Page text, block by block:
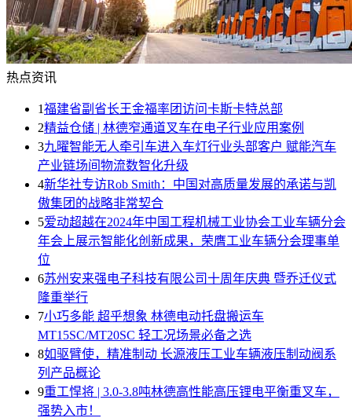
热点资讯
1福建省副省长王金福率团访问卡斯卡特总部
2精益仓储 | 林德窄通道叉车在电子行业应用案例
3九曜智能无人牵引车进入车灯行业头部客户 赋能汽车
产业链场间物流数智化升级
4新华社专访Rob Smith：中国对高质量发展的承诺与凯
傲集团的战略非常契合
5爱动超越在2024年中国工程机械工业协会工业车辆分会
年会上展示智能化创新成果，荣膺工业车辆分会理事单
位
6苏州安来强电子科技有限公司十周年庆典 暨乔迁仪式
隆重举行
7小巧多能 超乎想象 林德电动托盘搬运车
MT15SC/MT20SC 轻工况场景必备之选
8如驱臂使，精准制动 长源液压工业车辆液压制动阀系
列产品概论
9重工悍将 | 3.0-3.8吨林德高性能高压锂电平衡重叉车，
强势入市！